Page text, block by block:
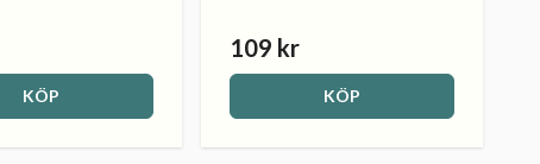
KÖP
109 kr
KÖP